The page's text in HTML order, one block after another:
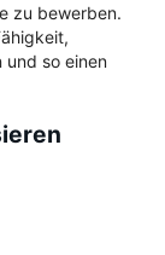
zu bewerben.
und so einen